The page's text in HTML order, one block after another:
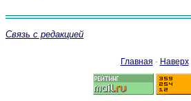
Связь с редакцией
Главная · Наверх